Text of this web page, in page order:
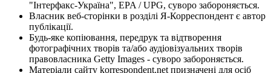
"Інтерфакс-Україна", EPA / UPG, суворо забороняється.
Власник веб-сторінки в розділі Я-Корреспондент є автор
публікації.
Будь-яке копіювання, передрук та відтворення
фотографічних творів та/або аудіовізуальних творів
правовласника Getty Images - суворо забороняється.
Матеріали сайту korrespondent.net призначені для осіб